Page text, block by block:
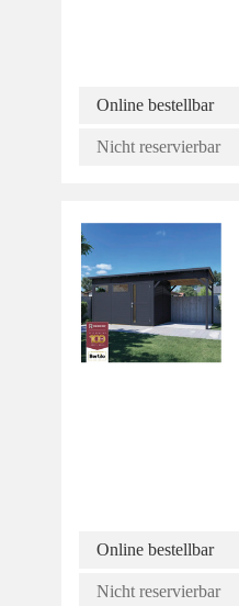
Online bestellbar
Nicht reservierbar
Online bestellbar
Nicht reservierbar